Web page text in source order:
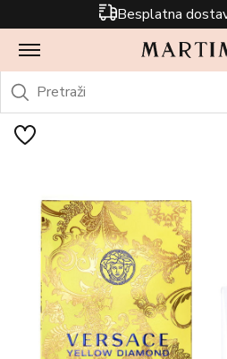
Besplatna